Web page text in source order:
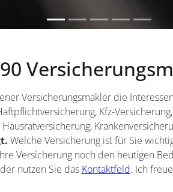
Versicherungsmakler die
Kfz-
Welche Versicherung ist für Sie
Versicherung noch den heutigen
nutzen Sie das Kontaktfeld. Ich